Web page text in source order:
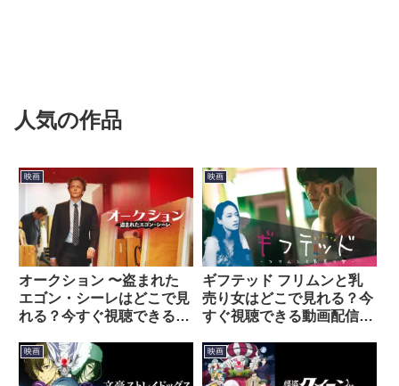
人気の作品
映画
オークション 〜盗まれた
エゴン・シーレはどこで見
れる？今すぐ視聴できる動
映画
ギフテッド フリムンと乳
売り女はどこで見れる？今
すぐ視聴できる動画配信サ
映画 映画